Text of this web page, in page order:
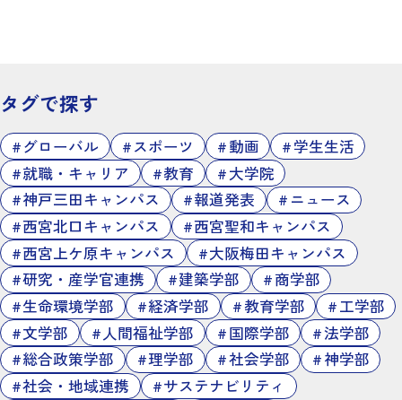
タグで探す
グローバル スポーツ 動画
学生生活
就職・キャリア
教育
大学院
神戸三田キャンパス
報道発表
ニュース
西宮北口キャンパス
西宮聖和キャンパス
西宮上ケ原キャンパス
大阪梅田キャンパス
研究・産学官連携
建築学部
商学部
生命環境学部
経済学部 教育学部
工学部
文学部
人間福祉学部 国際学部
法学部
総合政策学部
理学部 社会学部
神学部
社会・地域連携
サステナビリティ